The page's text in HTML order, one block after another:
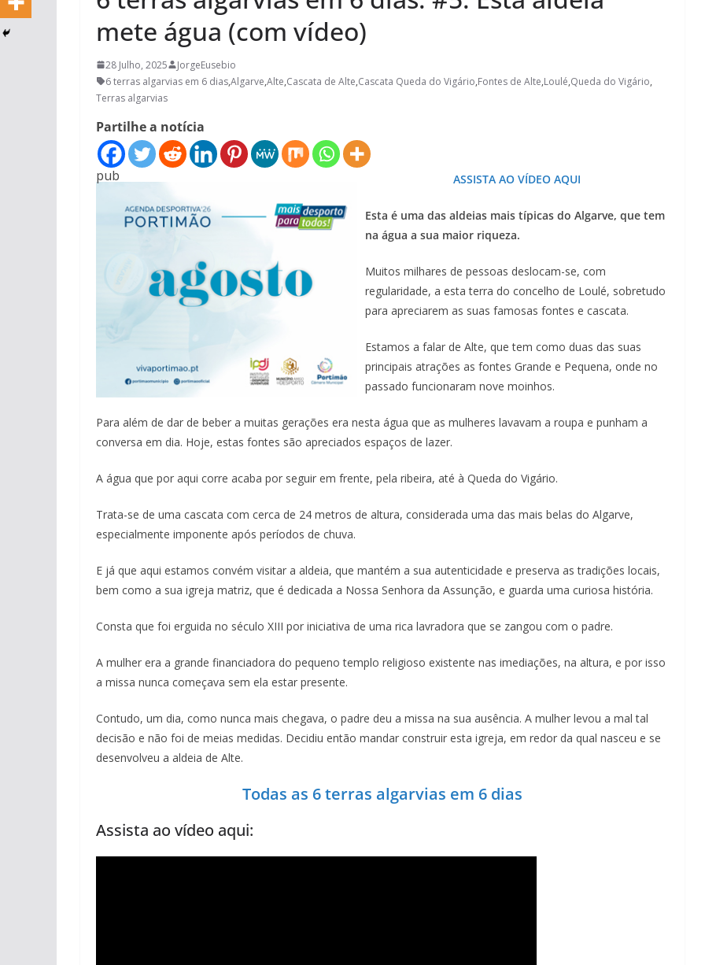
mete água (com vídeo)
28 Julho, 2025
JorgeEusebio
6 terras algarvias em 6 dias,Algarve,Alte,Cascata de Alte,Cascata Queda do Vigário,Fontes de Alte,Loulé,Queda do Vigário,
Terras algarvias
Partilhe a notícia
pub ASSISTA AO VÍDEO AQUI
Esta é uma das aldeias mais típicas do Algarve, que tem
na água a sua maior riqueza.
Muitos milhares de pessoas deslocam-se, com
regularidade, a esta terra do concelho de Loulé, sobretudo
para apreciarem as suas famosas fontes e cascata.
Estamos a falar de Alte, que tem como duas das suas
principais atrações as fontes Grande e Pequena, onde no
passado funcionaram nove moinhos.
Para além de dar de beber a muitas gerações era nesta água que as mulheres lavavam a roupa e punham a
conversa em dia. Hoje, estas fontes são apreciados espaços de lazer.
A água que por aqui corre acaba por seguir em frente, pela ribeira, até à Queda do Vigário.
Trata-se de uma cascata com cerca de 24 metros de altura, considerada uma das mais belas do Algarve,
especialmente imponente após períodos de chuva.
E já que aqui estamos convém visitar a aldeia, que mantém a sua autenticidade e preserva as tradições locais,
bem como a sua igreja matriz, que é dedicada a Nossa Senhora da Assunção, e guarda uma curiosa história.
Consta que foi erguida no século XIII por iniciativa de uma rica lavradora que se zangou com o padre.
A mulher era a grande financiadora do pequeno templo religioso existente nas imediações, na altura, e por isso
a missa nunca começava sem ela estar presente.
Contudo, um dia, como nunca mais chegava, o padre deu a missa na sua ausência. A mulher levou a mal tal
decisão e não foi de meias medidas. Decidiu então mandar construir esta igreja, em redor da qual nasceu e se
desenvolveu a aldeia de Alte.
Todas as 6 terras algarvias em 6 dias
Assista ao vídeo aqui:
sacristia da Igreja de Santa Maria?!…